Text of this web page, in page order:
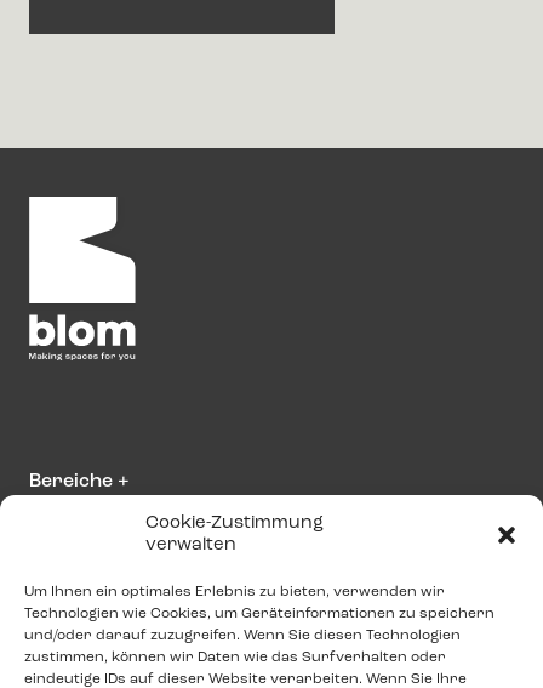
Cookie-Zustimmung
verwalten
Um Ihnen ein optimales Erlebnis zu bieten, verwenden wir
Technologien wie Cookies, um Geräteinformationen zu speichern
und/oder darauf zuzugreifen. Wenn Sie diesen Technologien
zustimmen, können wir Daten wie das Surfverhalten oder
eindeutige IDs auf dieser Website verarbeiten. Wenn Sie Ihre
Bereiche +
Bitte kontaktieren Sie uns
info@blominteriors.com